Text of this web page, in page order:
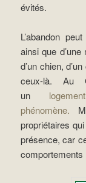
évités.
L’abandon
ainsi que
d’un chien,
ceux-là. Au
un
phénomène.
propriétaires
présence, car
comportements